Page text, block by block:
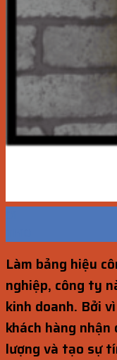
Làm bảng hiệu
nghiệp, công ty
kinh doanh. Bởi
khách hàng
lượng và tạo sự